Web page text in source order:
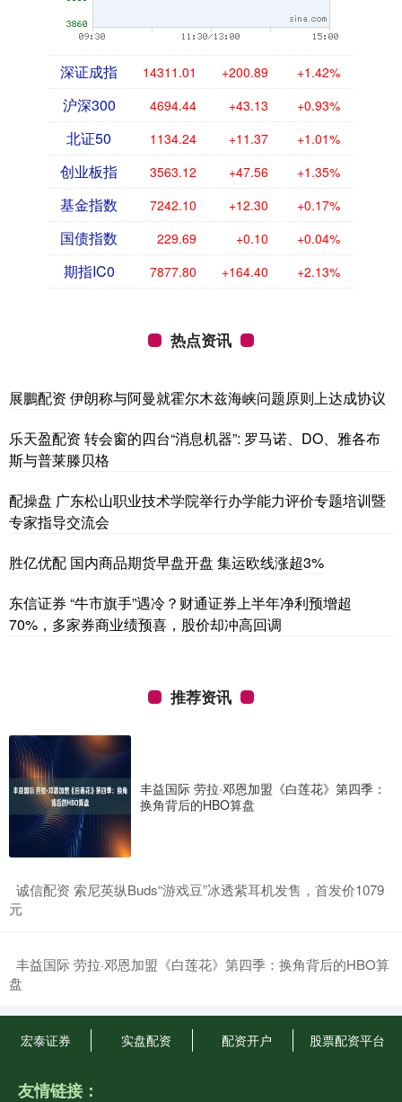
深证成指 14311.01 +200.89 +1.42%
沪深300 4694.44 +43.13 +0.93%
北证50 1134.24 +11.37 +1.01%
创业板指 3563.12 +47.56 +1.35%
基金指数 7242.10 +12.30 +0.17%
国债指数 229.69 +0.10 +0.04%
期指IC0 7877.80 +164.40 +2.13%
热点资讯
展鵬配资 伊朗称与阿曼就霍尔木兹海峡问题原则上达成协议
乐天盈配资 转会窗的四台“消息机器”: 罗马诺、DO、雅各布
斯与普莱滕贝格
配操盘 广东松山职业技术学院举行办学能力评价专题培训暨
专家指导交流会
胜亿优配 国内商品期货早盘开盘 集运欧线涨超3%
东信证券 “牛市旗手”遇冷？财通证券上半年净利预增超
70%，多家券商业绩预喜，股价却冲高回调
推荐资讯
丰益国际 劳拉·邓恩加盟《白莲花》第四季：
换角背后的HBO算盘
​诚信配资 索尼英纵Buds“游戏豆”冰透紫耳机发售，首发价1079
元
​丰益国际 劳拉·邓恩加盟《白莲花》第四季：换角背后的HBO算
盘
宏泰证券 实盘配资 配资开户 股票配资平台
友情链接：